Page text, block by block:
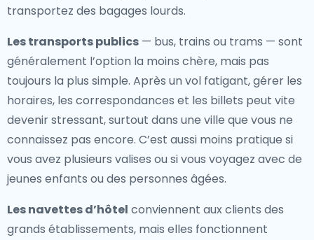
transportez des bagages lourds.
Les transports publics — bus, trains ou trams — sont
généralement l’option la moins chère, mais pas
toujours la plus simple. Après un vol fatigant, gérer les
horaires, les correspondances et les billets peut vite
devenir stressant, surtout dans une ville que vous ne
connaissez pas encore. C’est aussi moins pratique si
vous avez plusieurs valises ou si vous voyagez avec de
jeunes enfants ou des personnes âgées.
Les navettes d’hôtel conviennent aux clients des
grands établissements, mais elles fonctionnent